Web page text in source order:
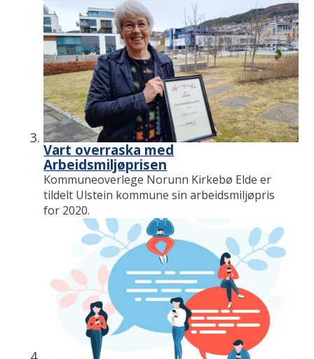
Vart overraska med
Arbeidsmiljøprisen
Kommuneoverlege Norunn Kirkebø Elde er
tildelt Ulstein kommune sin arbeidsmiljøpris
for 2020.